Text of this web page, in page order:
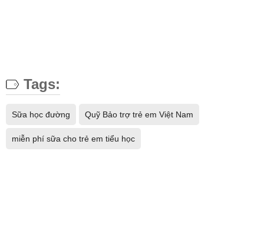
Tags:
Sữa học đường Quỹ Bảo trợ trẻ em Việt Nam
miễn phí sữa cho trẻ em tiểu học